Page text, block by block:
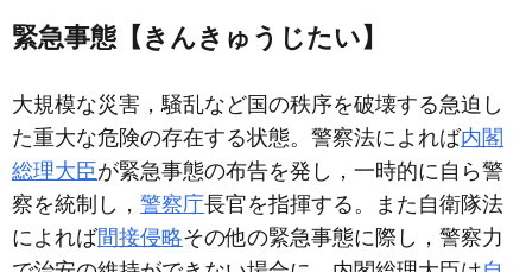
緊急事態【きんきゅうじたい】
大規模な災害，騒乱など国の秩序を破壊する急迫し
た重大な危険の存在する状態。警察法によれば内閣
総理大臣が緊急事態の布告を発し，一時的に自ら警
察を統制し， 警察庁長官を指揮する。また自衛隊法
によれば間接侵略その他の緊急事態に際し，警察力